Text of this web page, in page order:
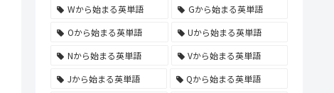
Wから始まる英単語
Gから始まる英単語
Oから始まる英単語
Uから始まる英単語
Nから始まる英単語
Vから始まる英単語
Jから始まる英単語
Qから始まる英単語